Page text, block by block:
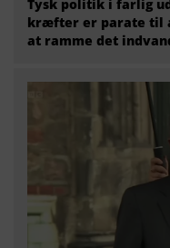
Tysk politik i farlig
kræfter er parate til
at ramme det